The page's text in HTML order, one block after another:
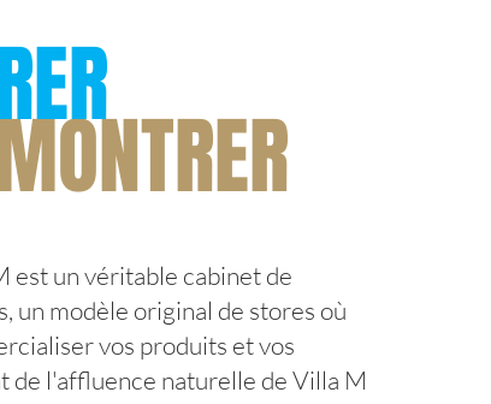
est un véritable cabinet de
un modèle original de stores où
vos produits et vos
de l'affluence naturelle de Villa M